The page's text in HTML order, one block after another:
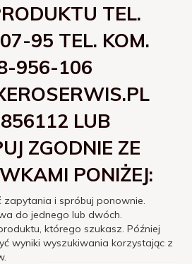
TEL.
95 TEL. KOM.
956-106
LUB
ZGODNIE ZE
PONIŻEJ:
i spróbuj ponownie.
do jednego lub dwóch.
którego szukasz. Później
wyniki wyszukiwania korzystając z